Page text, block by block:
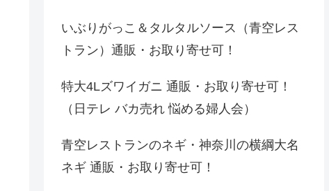
いぶりがっこ＆タルタルソース（青空レス
トラン）通販・お取り寄せ可！
特大4Lズワイガニ 通販・お取り寄せ可！
（日テレ バカ売れ 悩める婦人会）
青空レストランのネギ・神奈川の横綱大名
ネギ 通販・お取り寄せ可！